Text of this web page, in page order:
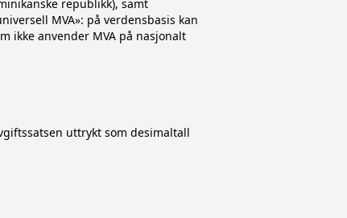
republikk), samt
MVA»: på verdensbasis kan
ikke anvender MVA på nasjonalt
uttrykt som desimaltall